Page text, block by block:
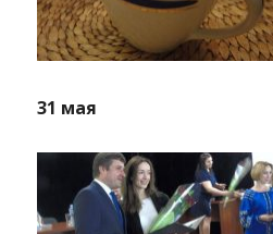
31 мая